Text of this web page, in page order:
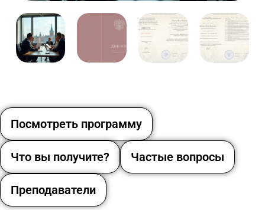
Посмотреть программу
Что вы получите? Частые вопросы
Преподаватели